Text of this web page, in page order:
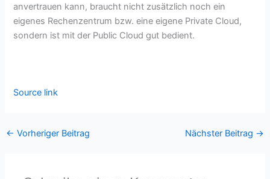
anvertrauen kann, braucht nicht zusätzlich noch ein
eigenes Rechenzentrum bzw. eine eigene Private Cloud,
sondern ist mit der Public Cloud gut bedient.
Source link
← Vorheriger Beitrag Nächster Beitrag →